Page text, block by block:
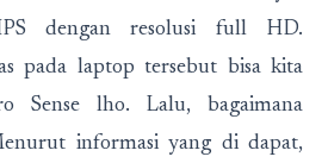
dengan resolusi full HD.
pada laptop tersebut bisa kita
Sense lho. Lalu, bagaimana
informasi yang di dapat,